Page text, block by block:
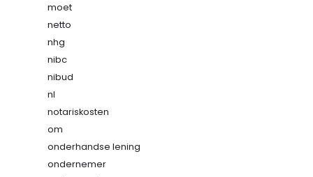
moet
netto
nhg
nibc
nibud
nl
notariskosten
om
onderhandse lening
ondernemer